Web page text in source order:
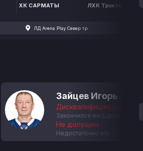
ХК САРМАТЫ ЛХК Трактор
ЛД Arena Play Север тр.
Зайцев Игорь
Дисквалифицикрован с
Закончился мед.допуск
Не допущен
Недостаточно игр